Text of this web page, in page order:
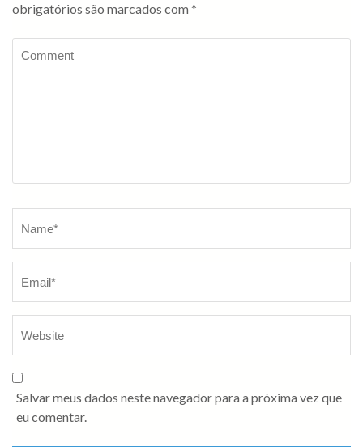
obrigatórios são marcados com *
Salvar meus dados neste navegador para a próxima vez que
eu comentar.